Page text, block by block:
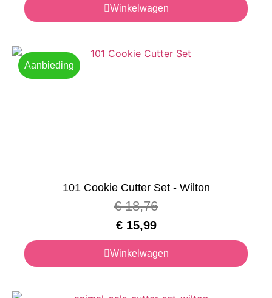
Winkelwagen
Aanbieding
101 Cookie Cutter Set - Wilton
€18,76
€15,99
Winkelwagen